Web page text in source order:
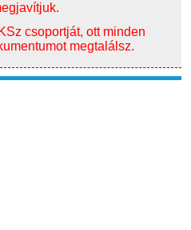
csoportját, ott minden
megtalálsz.